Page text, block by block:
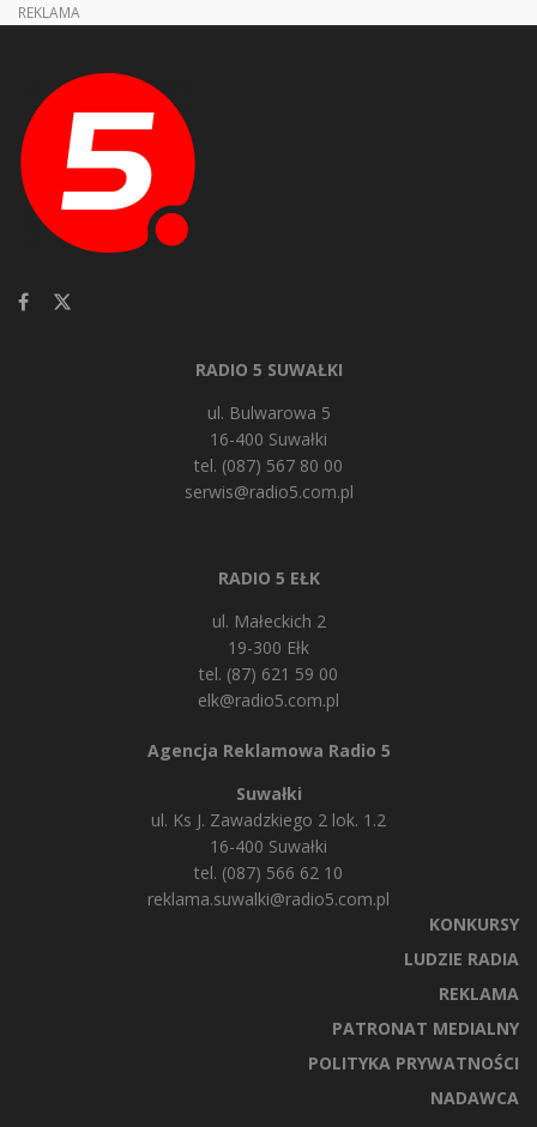
REKLAMA
RADIO 5 SUWAŁKI
ul. Bulwarowa 5
16-400 Suwałki
tel. (087) 567 80 00
serwis@radio5.com.pl
RADIO 5 EŁK
ul. Małeckich 2
19-300 Ełk
tel. (87) 621 59 00
elk@radio5.com.pl
Agencja Reklamowa Radio 5
Suwałki
ul. Ks J. Zawadzkiego 2 lok. 1.2
16-400 Suwałki
tel. (087) 566 62 10
reklama.suwalki@radio5.com.pl
KONKURSY
LUDZIE RADIA
REKLAMA
PATRONAT MEDIALNY
POLITYKA PRYWATNOŚCI
NADAWCA